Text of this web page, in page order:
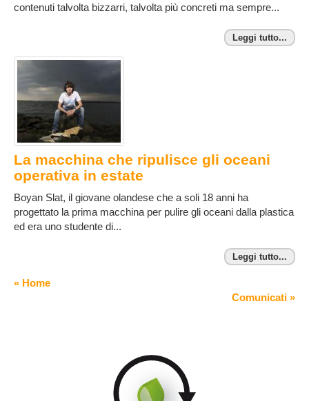
contenuti talvolta bizzarri, talvolta più concreti ma sempre...
Leggi tutto...
La macchina che ripulisce gli oceani
operativa in estate
Boyan Slat, il giovane olandese che a soli 18 anni ha
progettato la prima macchina per pulire gli oceani dalla plastica
ed era uno studente di...
Leggi tutto...
« Home
Comunicati »